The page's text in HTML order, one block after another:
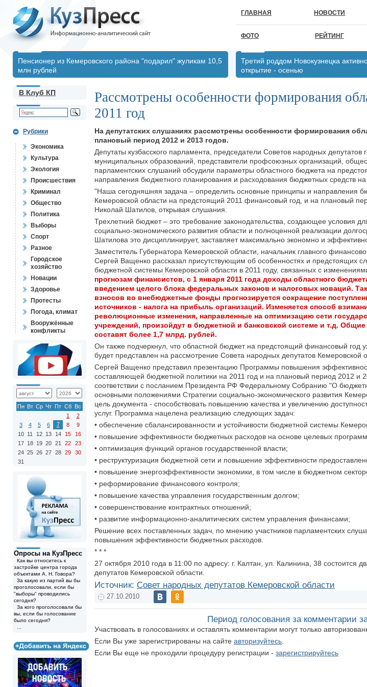
ГЛАВНАЯ НОВОСТИ
ФОТО РЕЙТИНГ
Пенсионер из Кемеровского района "подарил" жуликам 10,5
млн рублей
Третий роддом Новокузнецка
открытие - осенью
В Клуб КП
Рубрики
Экономика
Культура
Экология
Происшествия
Криминал
Общество
Политика
Выборы
Спорт
Разное
Городское
хозяйство
Новации
Здоровье
Протесты
Погода, климат
Вооружённые
конфликты
Пн Вт Ср Чт Пт Сб Вс
1
2
3
4 5 6 7 8
9
10 11 12 13 14 15
16
17 18 19 20 21 22
23
24 25 26 27 28 29
30
31
Опросы на КузПресс
Как вы относитесь к
застройке центра города
объектами А. Н. Говора?
За какую из партий вы бы
проголосовали, если бы
"выборы" проводились
сегодня?
За кого проголосовали бы
вы, если бы голосование
было сегодня?
Рассмотрены особенности формирования
2011 год
На депутатских слушаниях рассмотрены особенности формирования
плановый период 2012 и 2013 годов.
Депутаты кузбасского парламента, председатели Советов народных депутатов
муниципальных образований, представители профсоюзных организаций,
парламентских слушаний обсудили параметры областного бюджета на
направления бюджетного планирования и расходования бюджетных средств на
"Наша сегодняшняя задача – определить основные принципы и направления
Кемеровской области на предстоящий 2011 финансовый год, и на плановый
Николай Шатилов, открывая слушания.
Трехлетний бюджет – это требование законодательства, создающее условия
социально-экономического развития области и полноценной реализации
Шатилова это дисциплинирует, заставляет максимально экономно и
Заместитель Губернатора Кемеровской области, начальник главного
Сергей Ващенко рассказал присутствующим об особенностях и предстоящих
бюджетной системы Кемеровской области в 2011 году, связанных с
прогнозам финансистов, с 1 января 2011 года доходы областного
введением целого блока федеральных законов и налоговых новаций.
взносов во внебюджетные фонды прогнозируется сокращение
источников - налога на прибыль организаций. Изменяется способ
революционные изменения, направленные на оптимизацию сети
учреждений, произойдут в бюджетной и банковской системе и т.д.
составят более 1,7 млрд. рублей.
Он также подчеркнул, что областной бюджет на предстоящий финансовый
будет представлен на рассмотрение Совета народных депутатов Кемеровской
Сергей Ващенко представил презентацию Программы повышения
составляющей бюджетной политики на 2011 год и на плановый период 2012 и
соответствии с посланием Президента РФ Федеральному Собранию "О
основными положениями Стратегии социально-экономического развития
цель документа - способствовать повышению качества и увеличению
услуг. Программа нацелена реализацию следующих задач:
• обеспечение сбалансированности и устойчивости бюджетной системы
• повышение эффективности бюджетных расходов на основе целевых
• оптимизация функций органов государственной власти;
• реструктуризация бюджетной сети и повышение эффективности
• повышение энергоэффективности экономики, в том числе в бюджетном
• реформирование финансового контроля;
• повышение качества управления государственным долгом;
• совершенствование контрактных отношений;
• развитие информационно-аналитических систем управления финансами;
Решение всех поставленных задач, по мнению участников парламентских
повышения эффективности бюджетных расходов.
* * *
27 октября 2010 года в 11:00 по адресу: г. Калтан, ул. Калинина, 38 состоится
депутатов Кемеровской области.
Источник: Совет народных депутатов Кемеровской области
27.10.2010
Период голосования за комментарии
Участвовать в голосованиях и оставлять комментарии могут только
Если Вы уже зарегистрированы на сайте авторизуйтесь
Если Вы еще не проходили процедуру регистрации - зарегистрируйтесь